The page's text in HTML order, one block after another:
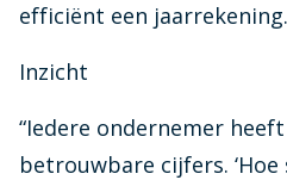
efficiënt een
Inzicht
“Iedere ondernemer
betrouwbare cijfers.